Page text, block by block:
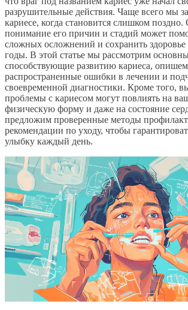
разрушительные действия. Чаще всего мы
кариесе, когда становится слишком поздно.
понимание его причин и стадий может
сложных осложнений и сохранить здоровье
годы. В этой статье мы рассмотрим
способствующие развитию кариеса, опишем
распространенные ошибки в лечении и
своевременной диагностики. Кроме того,
проблемы с кариесом могут повлиять на
физическую форму и даже на состояние
предложим проверенные методы
рекомендации по уходу, чтобы
улыбку каждый день.